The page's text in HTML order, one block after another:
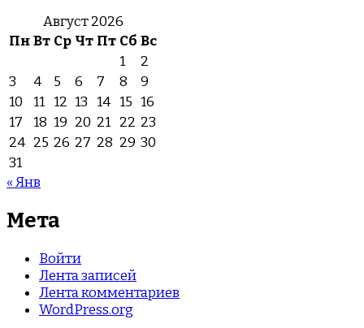
Август 2026
ПнВт Ср Чт Пт Сб Вс
1
2
3
4 5 6 7 8
9
10
11 12 13 14 15 16
17
18 19 20 21 22 23
24 25 26 27 28 29 30
31
« Янв
Мета
Войти
Лента записей
Лента комментариев
WordPress.org